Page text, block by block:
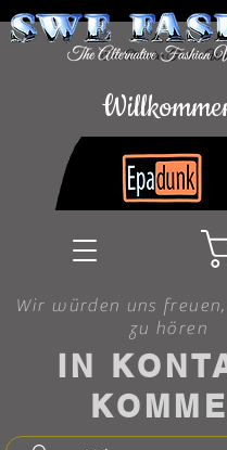
IN
Wir würden uns
zu hören